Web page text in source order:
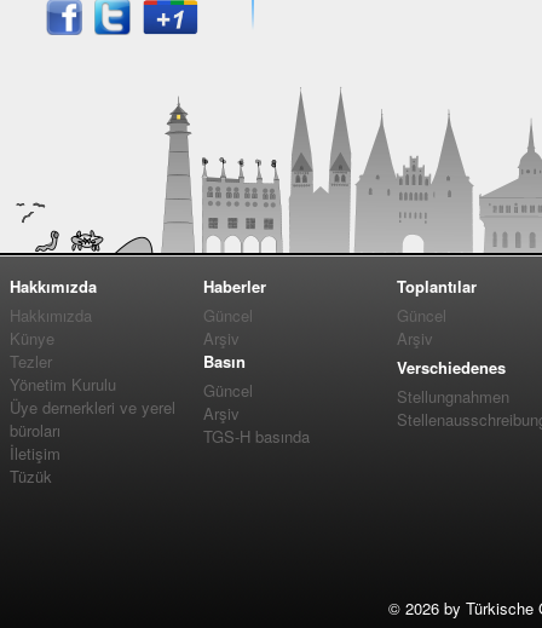
Hakkımızda
Hakkımızda
Künye
Tezler
Yönetim Kurulu
Üye dernerkleri ve yerel
büroları
İletişim
Tüzük
Haberler
Güncel
Arşiv
Basın
Güncel
Arşiv
TGS-H basında
Toplantılar
Güncel
Arşiv
Verschiedenes
Stellungnahmen
© 2026 by Türkische